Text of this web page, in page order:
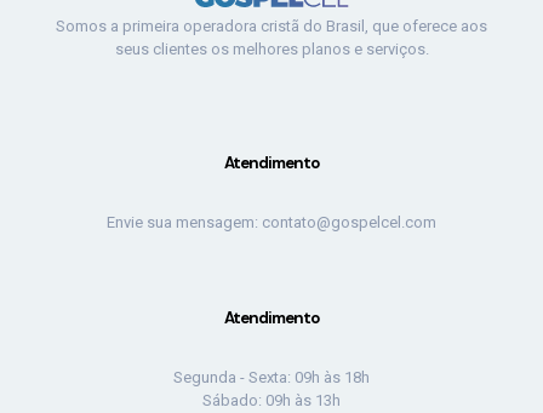
Somos a primeira operadora cristã do Brasil, que oferece aos
seus clientes os melhores planos e serviços.
Atendimento
Envie sua mensagem: contato@gospelcel.com
Atendimento
Segunda - Sexta: 09h às 18h
Sábado: 09h às 13h